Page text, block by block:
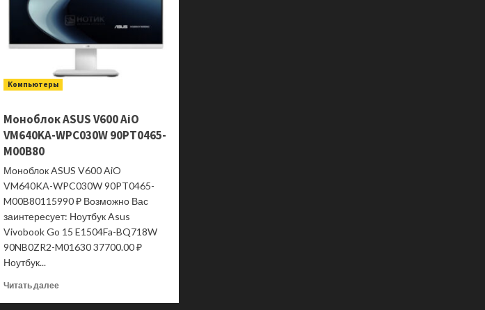
Компьютеры
Моноблок ASUS V600 AiO
VM640KA-WPC030W 90PT0465-
M00B80
Моноблок ASUS V600 AiO
VM640KA-WPC030W 90PT0465-
M00B80115990 ₽ Возможно Вас
заинтересует: Ноутбук Asus
Vivobook Go 15 E1504Fa-BQ718W
90NB0ZR2-M01630 37700.00 ₽
Ноутбук...
Читать далееПрочитать